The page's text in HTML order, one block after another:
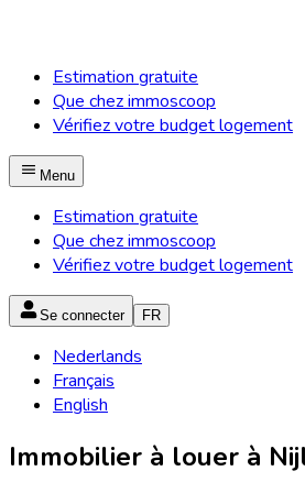
Estimation gratuite
Que chez immoscoop
Vérifiez votre budget logement
Menu
Estimation gratuite
Que chez immoscoop
Vérifiez votre budget logement
Se connecter FR
Nederlands
Français
English
Immobilier à louer à